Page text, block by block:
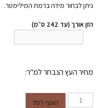
ניתן לבחור מידה ברמת המילימטר.
הזן אורך (עד 242 ס״מ)
מחיר העץ הנבחר למ"ר:
כמות של מדף לארון מטבח ואחסון
הוסף לסל